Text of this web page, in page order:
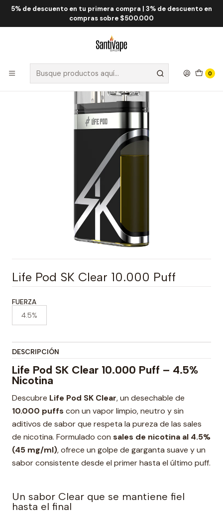
5% de descuento en tu primera compra | 3% de descuento en
compras sobre $500.000
0
Inicio Life Pod Life Pod SK 10.000 Puff
Life Pod SK Clear 10.000 Puff
Life Pod SK Clear 10.000 Puff
FUERZA
4.5%
DESCRIPCIÓN
Life Pod SK Clear 10.000 Puff – 4.5%
Nicotina
Descubre Life Pod SK Clear, un desechable de
10.000 puffs con un vapor limpio, neutro y sin
aditivos de sabor que respeta la pureza de las sales
de nicotina. Formulado con sales de nicotina al 4.5%
(45 mg/ml), ofrece un golpe de garganta suave y un
sabor consistente desde el primer hasta el último puff.
Un sabor Clear que se mantiene fiel
hasta el final